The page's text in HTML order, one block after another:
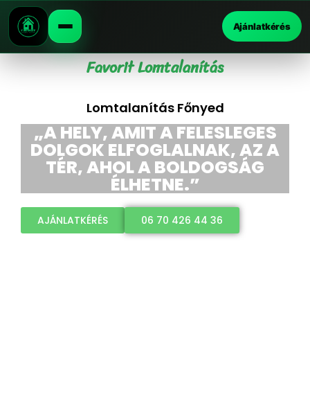
Ajánlatkérés
Favorit Lomtalanítás
Lomtalanítás Főnyed
„A HELY, AMIT A FELESLEGES
DOLGOK ELFOGLALNAK, AZ A
TÉR, AHOL A BOLDOGSÁG
ÉLHETNE.”
AJÁNLATKÉRÉS 06 70 426 44 36